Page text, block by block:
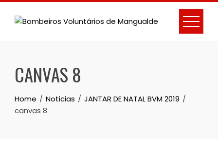
Skip
CANVAS 8
Home Noticias
JANTAR DE NATAL BVM 2019
canvas 8